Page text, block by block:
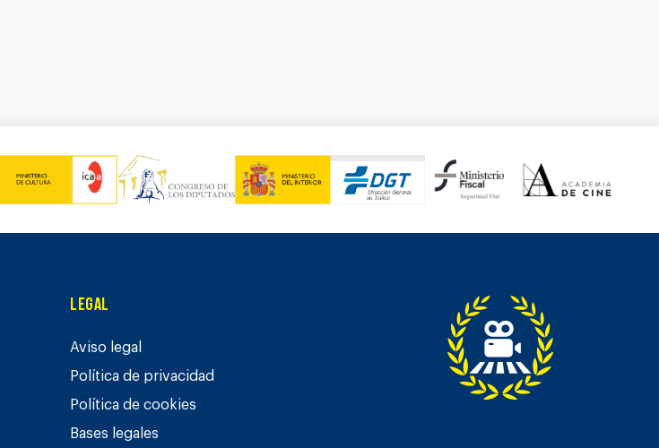
Legal
Aviso legal
Política de privacidad
Política de cookies
Bases legales